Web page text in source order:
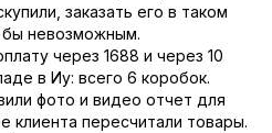
заказать его в таком
невозможным.
через 1688 и через 10
в Иу: всего 6 коробок.
фото и видео отчет для
клиента пересчитали товары.